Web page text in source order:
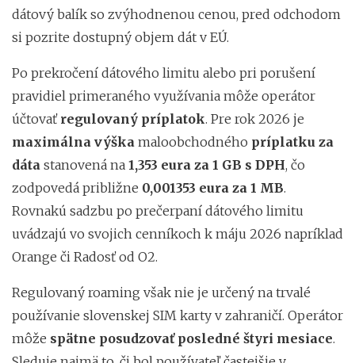
dátový balík so zvýhodnenou cenou, pred odchodom
si pozrite dostupný objem dát v EÚ.
Po prekročení dátového limitu alebo pri porušení
pravidiel primeraného využívania môže operátor
účtovaťregulovaný príplatok. Pre rok 2026 je
maximálna výška maloobchodného príplatku za
dáta stanovená na 1,353 eura za 1 GB s DPH, čo
zodpovedá približne 0,001353 eura za 1 MB.
Rovnakú sadzbu po prečerpaní dátového limitu
uvádzajú vo svojich cenníkoch k máju 2026 napríklad
Orange či Radosť od O2.
Regulovaný roaming však nie je určený na trvalé
používanie slovenskej SIM karty v zahraničí. Operátor
môže spätne posudzovať posledné štyri mesiace.